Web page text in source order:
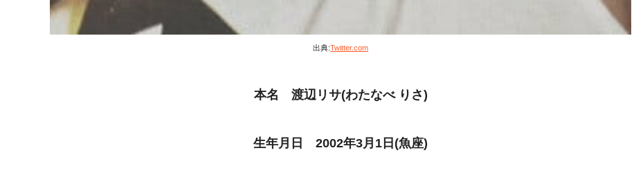
出典:Twitter.com
本名 渡辺リサ(わたなべ りさ)
生年月日 2002年3月1日(魚座)